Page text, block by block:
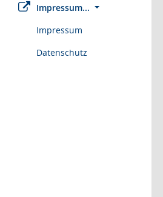
Impressum...
Impressum
Datenschutz